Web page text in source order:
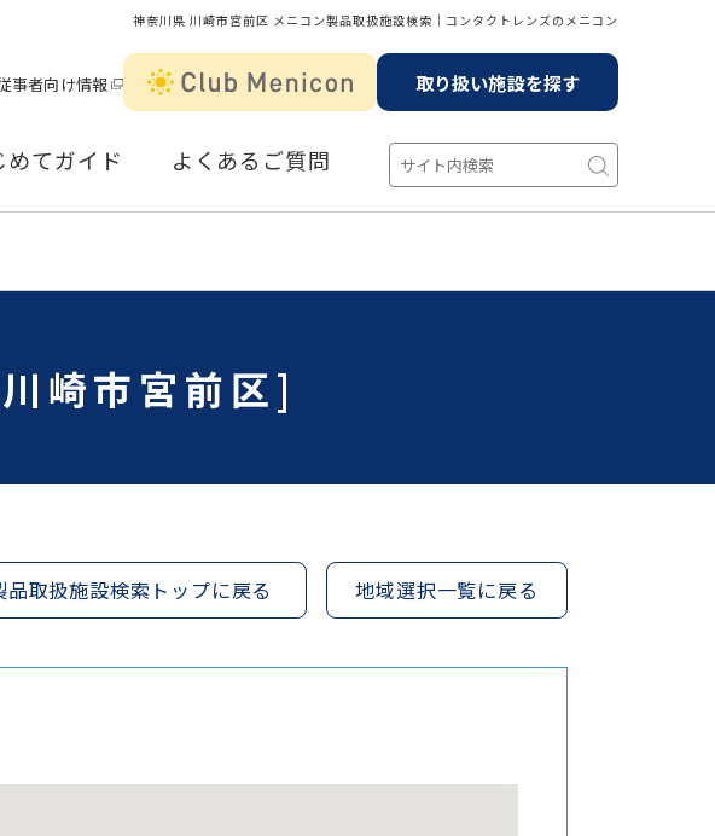
神奈川県 川崎市宮前区 メニコン製品取扱施設検索│コンタクトレンズのメニコン
事者向け情報 取り扱い施設を探す
めてガイド よくあるご質問
崎市宮前区]
品取扱施設検索トップに戻る 地域選択一覧に戻る